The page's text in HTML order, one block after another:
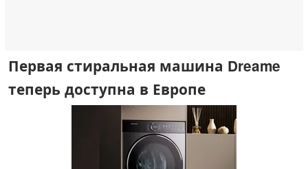
Первая стиральная машина Dreame
теперь доступна в Европе